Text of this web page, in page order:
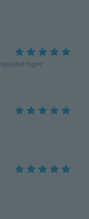
opplastinger